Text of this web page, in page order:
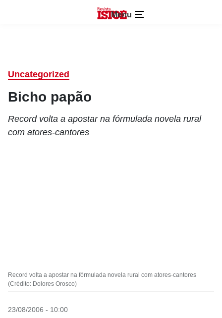
Menu
Uncategorized
Bicho papão
Record volta a apostar na fórmulada novela rural
com atores-cantores
Record volta a apostar na fórmulada novela rural com atores-cantores
(Crédito: Dolores Orosco)
23/08/2006 - 10:00